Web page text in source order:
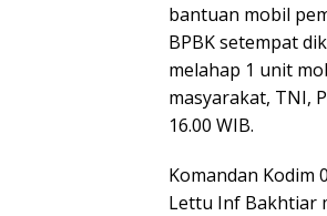
bantuan mobil
BPBK setempat
melahap 1 unit
masyarakat, TNI,
16.00 WIB.
Komandan Kodim
Lettu Inf Bakhtiar